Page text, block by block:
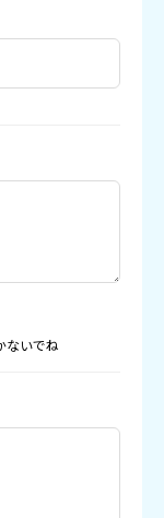
ないでね